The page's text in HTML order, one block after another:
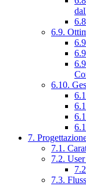
6.9.
6.10.
7.
7.1.
7.2.
7.3.